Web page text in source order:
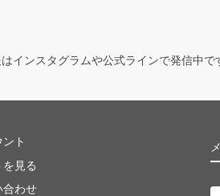
インスタグラムや公式ラインで発信中で
ト
を見る
合わせ